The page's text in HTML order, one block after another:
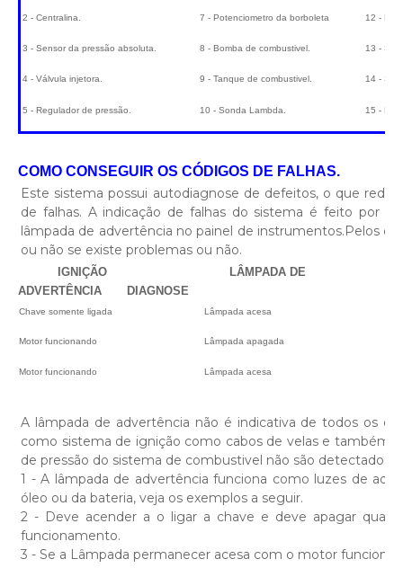
2 - Centralina. 7 - Potenciometro da borboleta 12 -
3 - Sensor da pressão absoluta. 8 - Bomba de combustivel. 13 -
4 - Válvula injetora. 9 - Tanque de combustivel. 14 -
5 - Regulador de pressão. 10 - Sonda Lambda. 15 -
COMO CONSEGUIR OS CÓDIGOS DE FALHAS.
Este sistema possui autodiagnose de defeitos, o que
de falhas. A indicação de falhas do sistema é feito por
lâmpada de advertência no painel de instrumentos.Pelos
ou não se existe problemas ou não.
IGNIÇÃO LÂMPADA DE
ADVERTÊNCIA DIAGNOSE
Chave somente ligada Lâmpada acesa
Motor funcionando Lâmpada apagada
Motor funcionando Lâmpada acesa
A lâmpada de advertência não é indicativa de todos os
como sistema de ignição como cabos de velas e também
de pressão do sistema de combustivel não são detectados.
1 - A lâmpada de advertência funciona como luzes de
óleo ou da bateria, veja os exemplos a seguir.
2 - Deve acender a o ligar a chave e deve apagar
funcionamento.
3 - Se a Lâmpada permanecer acesa com o motor